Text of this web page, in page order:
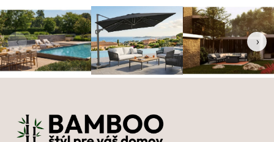
‹ ›